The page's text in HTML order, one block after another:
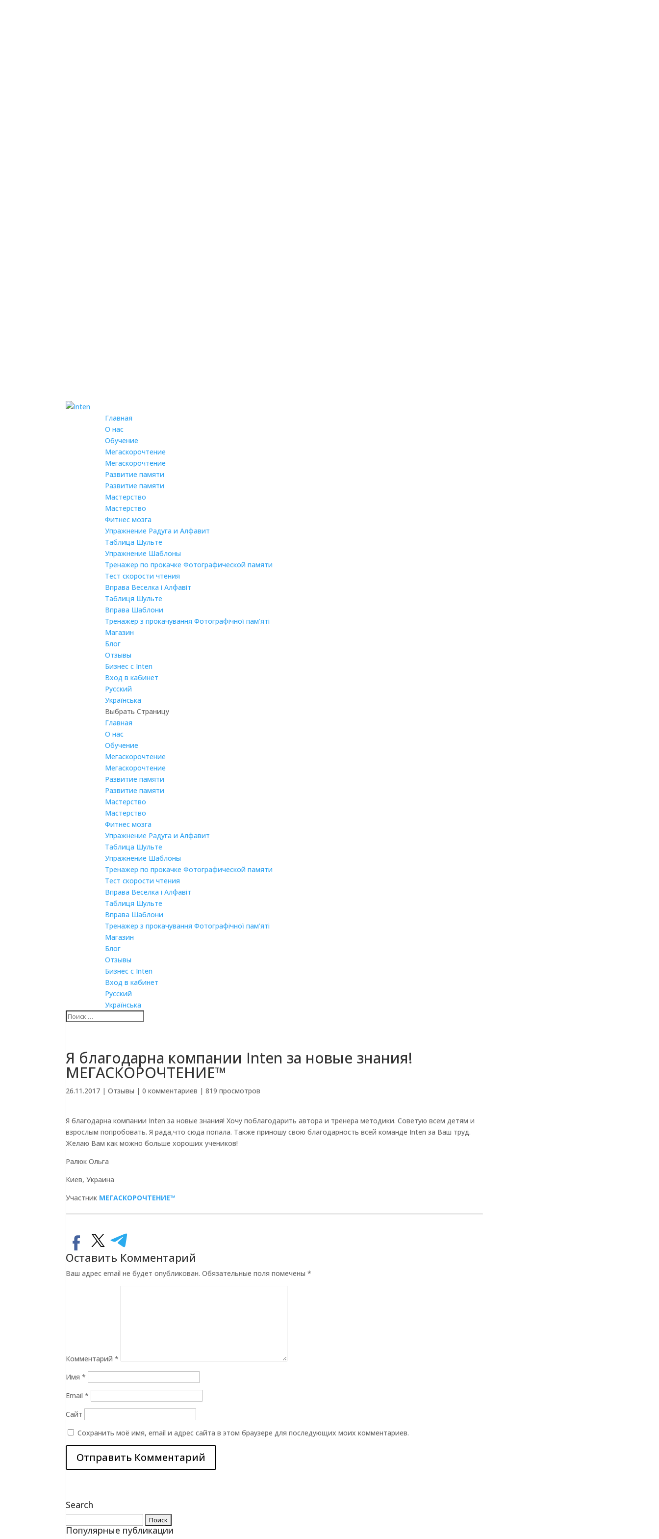
Главная
О нас
Обучение
Мегаскорочтение
Мегаскорочтение
Развитие памяти
Развитие памяти
Мастерство
Мастерство
Фитнес мозга
Упражнение Радуга и Алфавит
Таблица Шульте
Упражнение Шаблоны
Тренажер по прокачке Фотографической памяти
Тест скорости чтения
Вправа Веселка і Алфавіт
Таблиця Шульте
Вправа Шаблони
Тренажер з прокачування Фотографічної пам’яті
Магазин
Блог
Отзывы
Бизнес с Inten
Вход в кабинет
Русский
Українська
Выбрать Страницу
Главная
О нас
Обучение
Мегаскорочтение
Мегаскорочтение
Развитие памяти
Развитие памяти
Мастерство
Мастерство
Фитнес мозга
Упражнение Радуга и Алфавит
Таблица Шульте
Упражнение Шаблоны
Тренажер по прокачке Фотографической памяти
Тест скорости чтения
Вправа Веселка і Алфавіт
Таблиця Шульте
Вправа Шаблони
Тренажер з прокачування Фотографічної пам’яті
Магазин
Блог
Отзывы
Бизнес с Inten
Вход в кабинет
Русский
Українська
Я благодарна компании Inten за новые знания!
МЕГАСКОРОЧТЕНИЕ™
26.11.2017 |Отзывы |0 комментариев |819 просмотров
Я благодарна компании Inten за новые знания! Хочу поблагодарить автора и тренера методики. Советую всем детям и
взрослым попробовать. Я рада,что сюда попала. Также приношу свою благодарность всей команде Inten за Ваш труд.
Желаю Вам как можно больше хороших учеников!
Ралюк Ольга
Киев, Украина
Участник МЕГАСКОРОЧТЕНИЕ™
Оставить Комментарий
Ваш адрес email не будет опубликован. Обязательные поля помечены*
Комментарий*
Имя*
Email*
Сайт
Сохранить моё имя, email и адрес сайта в этом браузере для последующих моих комментариев.
Search
Популярные публикации